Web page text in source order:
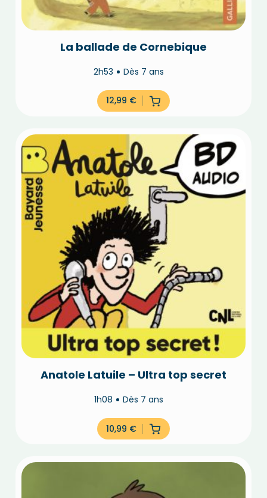
La ballade de Cornebique
2h53 Dès 7 ans
12,99 €
Anatole Latuile – Ultra top secret
1h08 Dès 7 ans
10,99 €